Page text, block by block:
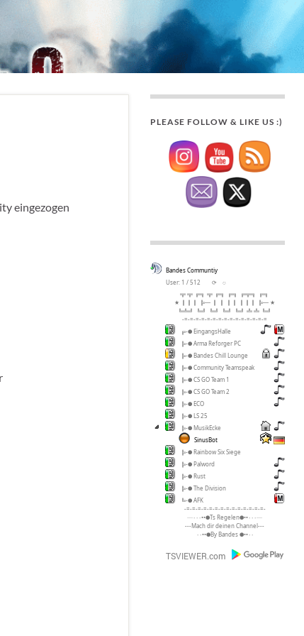
eingezogen
PLEASE FOLLOW & LIKE US :)
Bandes Communtiy
User: 1 / 512
⟳
◌
╦ ╦ ╔╗ ╦ ╔╗ ╔╗ ╔╦╗ ╔╗
★ ║║║ ╠─ ║ ║ ║║ ║║║ ╠─ ★
╚╩╝ ╚╝ ╚╝ ╚╝ ╚╝ ╩ ╩ ╚╝
-=-=-=-=-=-=-=-=-=-=-=-=-=-=-=
╔-● EingangsHalle
╠-● Arma Reforger PC
╠-● Bandes Chill Lounge
╠-● Community Teamspeak
╠-● CS GO Team 1
╠-● CS GO Team 2
╠-● ECO
╠-● LS 25
╠-● MusikEcke
SinusBot
╠-● Rainbow Six Siege
╠-● Palword
╠-● Rust
╠-● The Division
╚-● AFK
-=-=-=-=-=-=-=-=-=-=-=-=-=-=-
····٠٠٠••●Ts Regelen●••٠٠٠····
---Mach dir deinen Channel---
٠٠••●By Bandes ●••٠٠